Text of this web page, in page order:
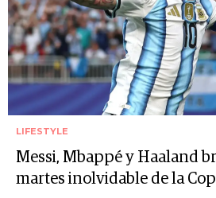
LIFESTYLE
Messi, Mbappé y Haaland
martes inolvidable de la